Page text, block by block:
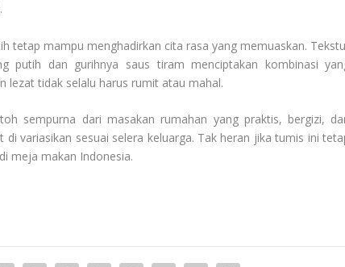
tetap mampu menghadirkan cita rasa yang memuaskan.
putih dan gurihnya saus tiram menciptakan kombinasi
lezat tidak selalu harus rumit atau mahal.
sempurna dari masakan rumahan yang praktis, bergizi,
variasikan sesuai selera keluarga. Tak heran jika tumis ini
meja makan Indonesia.